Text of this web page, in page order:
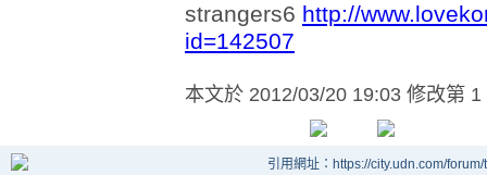
strangers6 http://
id=142507
本文於 2012/03/20 19:03 修改第 1
引用網址：https://city.udn.com/